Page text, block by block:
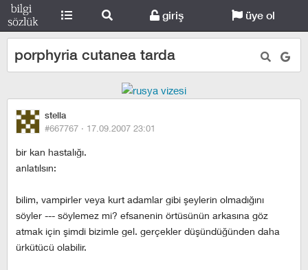
giriş üye ol
porphyria cutanea tarda
stella
#667767 · 17.09.2007 23:01
bir kan hastalığı.
anlatılsın:
bilim, vampirler veya kurt adamlar gibi şeylerin olmadığını
söyler --- söylemez mi? efsanenin örtüsünün arkasına göz
atmak için şimdi bizimle gel. gerçekler düşündüğünden daha
ürkütücü olabilir.